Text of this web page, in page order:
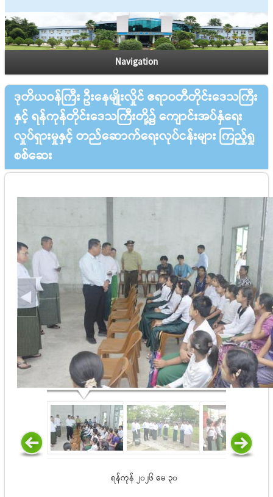
Navigation
ဒုတိယဝန်ကြီး ဦးနေမျိုးလှိုင် ဧရာဝတီတိုင်းဒေသကြီး
နှင့် ရန်ကုန်တိုင်း‌ဒေသကြီးတို့၌ ကျောင်းအပ်နှံရေး
လှုပ်ရှားမှုနှင့် တည်ဆောက်ရေးလုပ်ငန်းများ ကြည့်ရှု
စစ်ဆေး
ရန်ကုန် ၂၀၂၆ မေ ၃၀